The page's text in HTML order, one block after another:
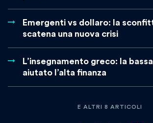
Emergenti vs dollaro: la
scatena una nuova crisi
L’insegnamento greco: la
aiutato l’alta finanza
E ALTRI 8 ARTICOLI